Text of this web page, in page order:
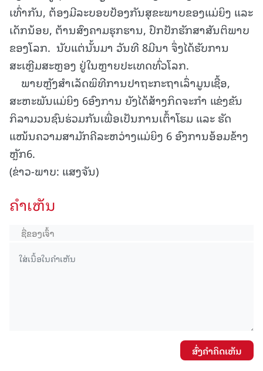
ເທົ່າກັນ, ຕ້ອງມີລະບອບປ້ອງກັນສຸຂະພາບຂອງແມ່ຍິງ ແລະ
ເດັກນ້ອຍ, ຕ້ານສົງຄາມຮຸກຮານ, ປົກປັກຮັກສາສັນຕິພາບ
ຂອງໂລກ. ນັບແຕ່ນັ້ນມາ ວັນທີ 8ມີນາ ຈຶ່ງໄດ້ຮັບການ
ສະເຫຼີມສະຫຼອງ ຢູ່ໃນຫຼາຍປະເທດທົ່ວໂລກ.
ພາຍຫຼັງສໍາເລັດພິທີການປາຖະກະຖາເລົ່າມູນເຊື້ອ,
ສະຫະພັນແມ່ຍິງ 6ອົງການ ຍັງໄດ້ສ້າງກິດຈະກຳ ແຂ່ງຂັນ
ກິລາມວນຊົນຮ່ວມກັນເພື່ອເປັນການເຕົ້າໂຮມ ແລະ ຮັດ
ແໜ້ນຄວາມສາມັກຄີລະຫວ່າງແມ່ຍິງ 6 ອົງການອ້ອມຂ້າງ
ຫຼັກ6.
(ຂ່າວ-ພາບ: ແສງຈັນ)
ຄໍາເຫັນ
ສົ່ງຄໍາຄິດເຫັນ